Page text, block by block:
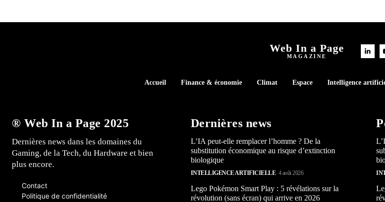
Web In a Page
MAGAZINE
Accueil Finance & économie Climat Espace Intelligence
® Web In a Page 2025
Dernières news dans les domaines du
Gaming, de la Tech, du Hardware et bien
plus encore.
Contact
Politique de confidentialité
Dernières news
L’IA peut-elle remplacer l’homme ? De la
substitution économique au risque d’extinction
biologique
INTELLIGENCE ARTIFICIELLE 4 août 2026
Lego Pokémon Smart Play : 5 révélations sur la
révolution (sans écran) qui arrive en 2026